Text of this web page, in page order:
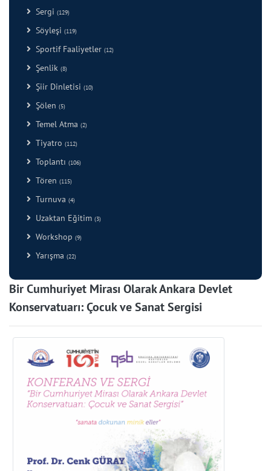
Sergi (129)
Söyleşi (119)
Sportif Faaliyetler (12)
Şenlik (8)
Şiir Dinletisi (10)
Şölen (5)
Temel Atma (2)
Tiyatro (112)
Toplantı (106)
Tören (115)
Turnuva (4)
Uzaktan Eğitim (3)
Workshop (9)
Yarışma (22)
Bir Cumhuriyet Mirası Olarak Ankara Devlet
Konservatuarı: Çocuk ve Sanat Sergisi